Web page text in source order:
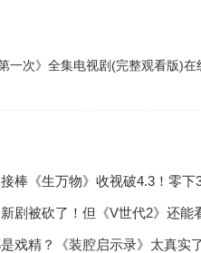
一次》全集电视剧(完整观看版)在
接棒《生万物》收视破4.3！零
新剧被砍了！但《V世代2》还
戏精？《装腔启示录》太真实